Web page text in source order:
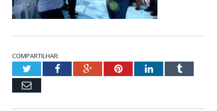
COMPARTILHAR:
TwitterFacebookGoogle+PinterestLinkedInTumblr
Email